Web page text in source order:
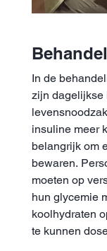
In de
zijn dagelijkse
insuline meer
belangrijk om
bewaren.
moeten op
hun glycemie
koolhydraten
te kunnen